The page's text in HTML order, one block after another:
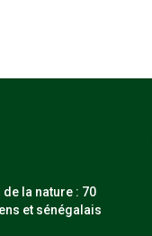
la nature : 70
et sénégalais